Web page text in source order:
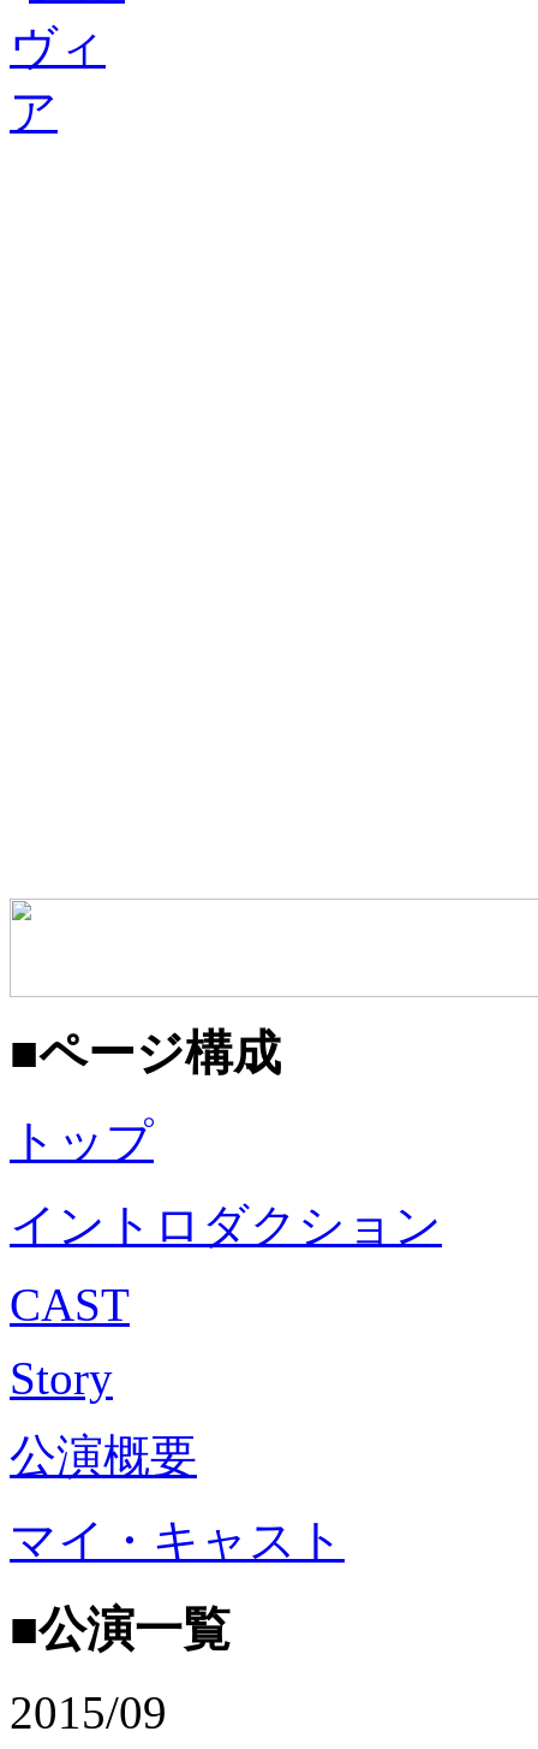
■ページ構成
トップ
イントロダクション
CAST
Story
公演概要
マイ・キャスト
■公演一覧
2015/09